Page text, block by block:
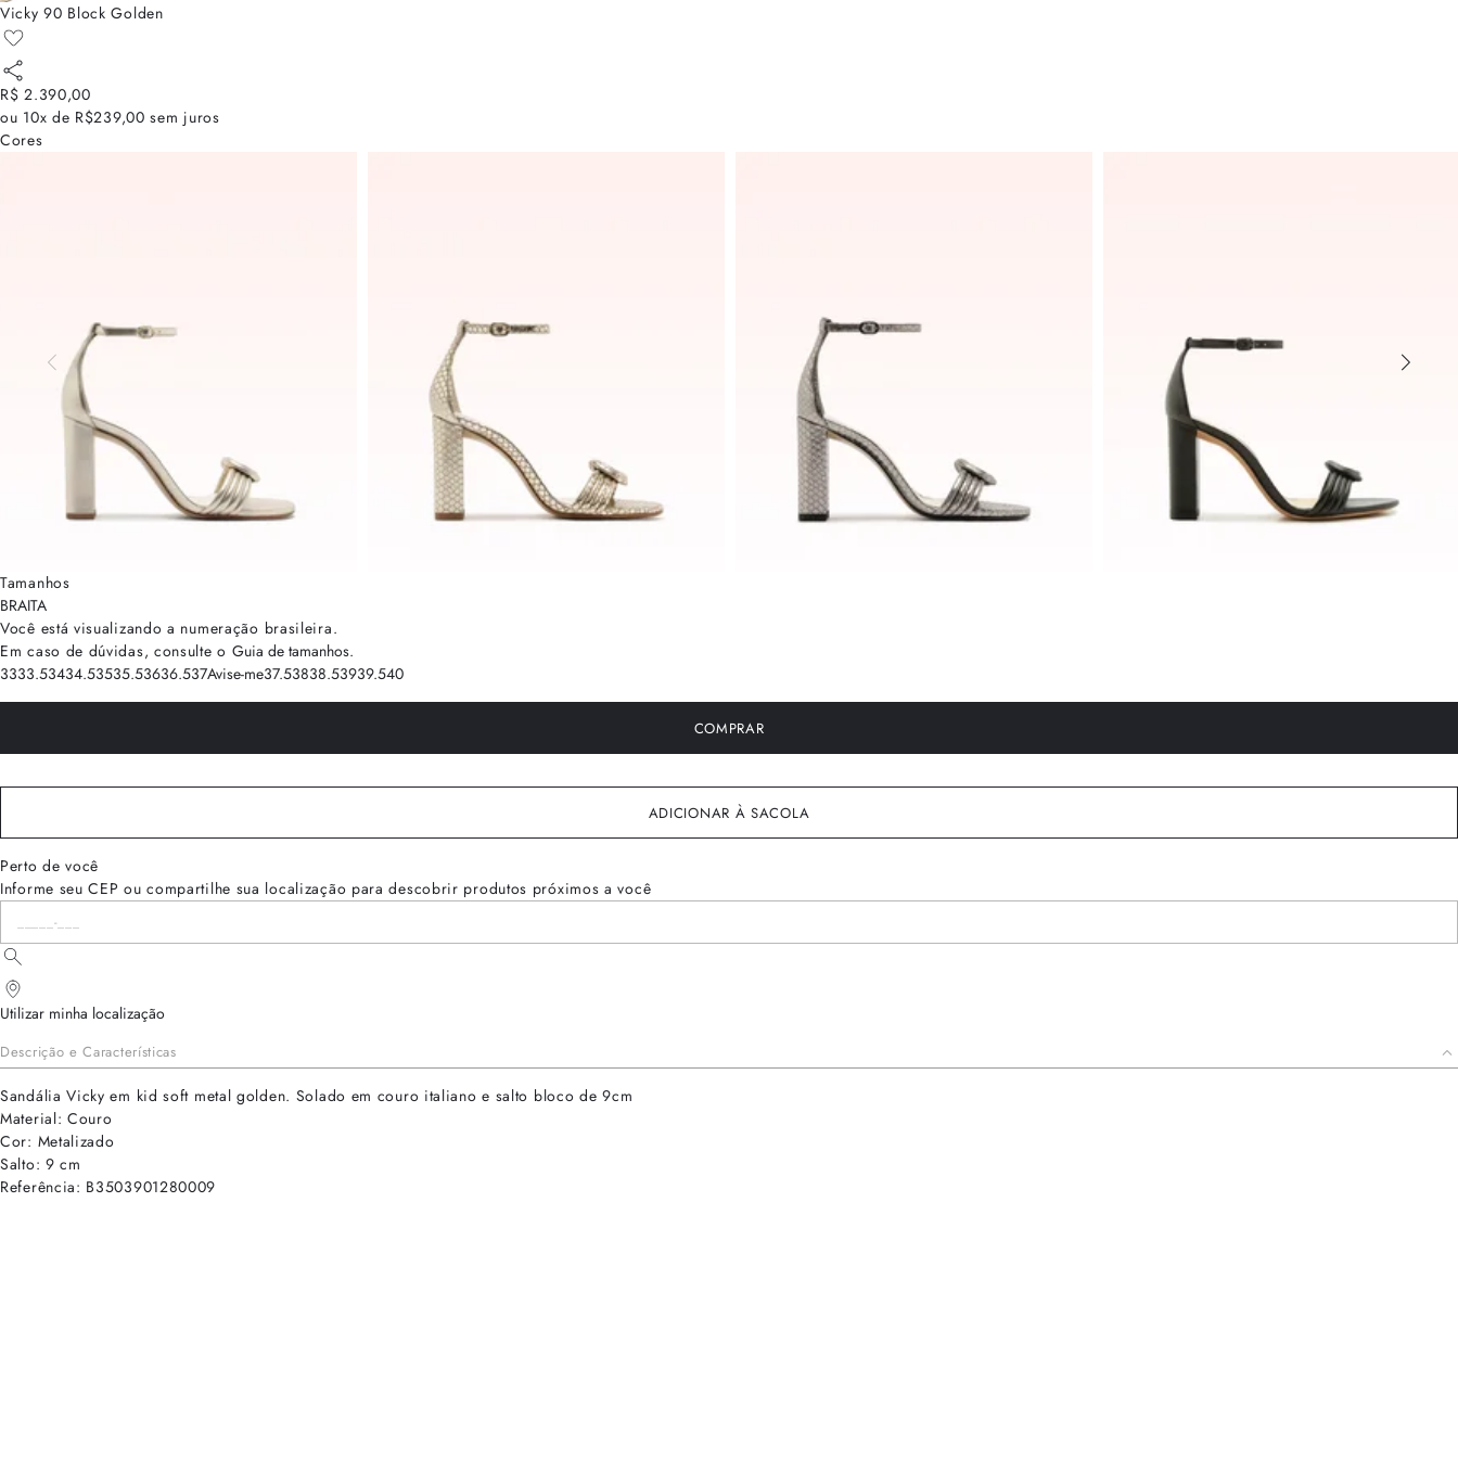
Vicky 90 Block Golden
R$ 2.390,00
ou 10x de R$239,00 sem juros
Cores
Tamanhos
BRAITA
Você está visualizando a numeração brasileira.
Em caso de dúvidas, consulte o Guia de tamanhos.
3333.53434.53535.53636.537Avise-me37.53838.53939.540
COMPRAR
ADICIONAR À SACOLA
Perto de você
Informe seu CEP ou compartilhe sua localização para descobrir produtos próximos a você
Utilizar minha localização
Descrição e Características
Sandália Vicky em kid soft metal golden. Solado em couro italiano e salto bloco de 9cm
Material: Couro
Cor: Metalizado
Salto: 9 cm
Referência: B3503901280009